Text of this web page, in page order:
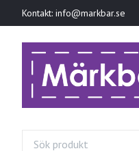
Kontakt: info@markbar.se